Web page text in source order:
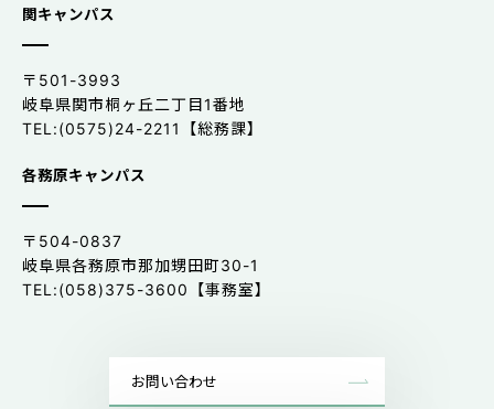
関キャンパス
〒501-3993
岐阜県関市桐ヶ丘二丁目1番地
TEL:(0575)24-2211【総務課】
各務原キャンパス
〒504-0837
岐阜県各務原市那加甥田町30-1
TEL:(058)375-3600【事務室】
お問い合わせ